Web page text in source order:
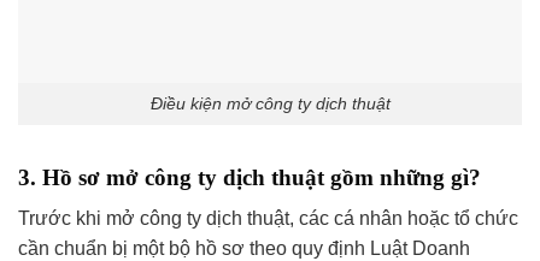
Điều kiện mở công ty dịch thuật
3. Hồ sơ mở công ty dịch thuật gồm những gì?
Trước khi mở công ty dịch thuật, các cá nhân hoặc tổ chức
cần chuẩn bị một bộ hồ sơ theo quy định Luật Doanh